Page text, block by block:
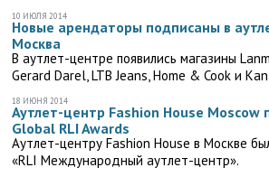
10 ИЮЛЯ 2014
Новые арендаторы подписаны в
Москва
В аутлет-центре появились магазины
Gerard Darel, LTB Jeans, Home & Cook и
18 ИЮНЯ 2014
Аутлет-центр Fashion House Moscow
Global RLI Awards
Аутлет-центру Fashion House в Москве
«RLI Международный аутлет-центр».